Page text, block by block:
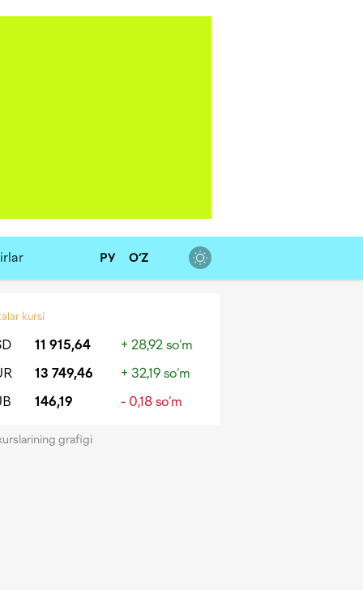
РУ O‘Z
kursi
11 915,64
+ 28,92 so‘m
13 749,46
+ 32,19 so‘m
146,19 - 0,18 so‘m
grafigi